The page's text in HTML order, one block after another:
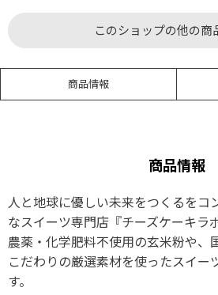
このショップの他の商
商品情報
商品情報
人と地球に優しい未来をつくるをコ
なスイーツ専門店『チーズケーキラ
農薬・化学肥料不使用の玄米粉や、
こだわりの厳選素材を使ったスイー
す。